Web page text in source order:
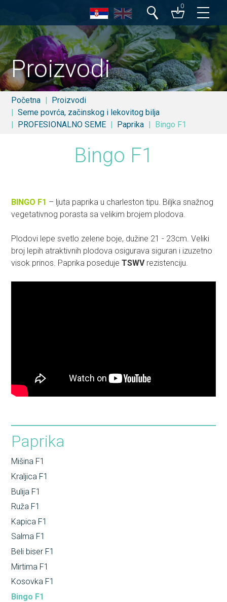
0
Pretraga
Proizvodi
Početna
Proizvodi
Seme povrća, začinskog i lekovitog bilja
PROFESIONALNO SEME
Paprika Bingo F1
Bingo F1
BINGO F1 – ljuta paprika u charleston tipu. Biljka snažnog
vegetativnog porasta sa velikim brojem plodova.
Plodovi lepe svetlo zelene boje, dužine 21 - 23cm. Veliki
broj lepih atraktivnih plodova osigurava siguran i izuzetno
visok prinos. Paprika posedujeTSWVrezistenciju.
Paprika
Mišina F1
Kraljica F1
Bulija F1
Ruža F1
Kapica F1
Salma F1
Beli biser F1
Mirtima F1
Kosovka F1
Bingo F1